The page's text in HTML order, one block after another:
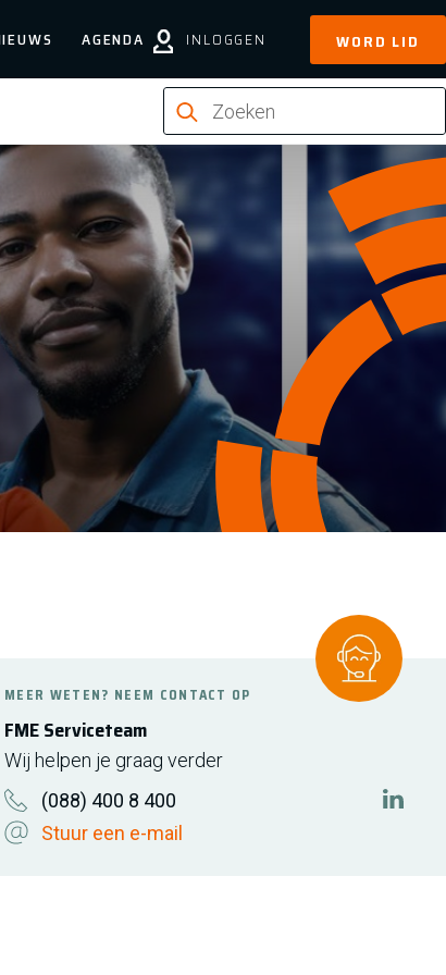
AGENDA INLOGGEN WORD LID
MEER WETEN? NEEM CONTACT OP
FME Serviceteam
Wij helpen je graag verder
(088) 400 8 400
Stuur een e-mail